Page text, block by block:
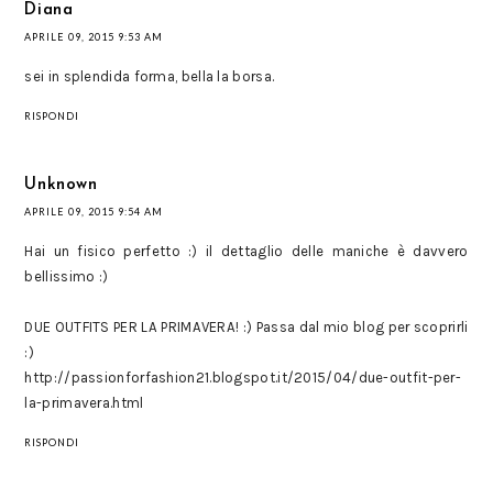
Diana
APRILE 09, 2015 9:53 AM
sei in splendida forma, bella la borsa.
RISPONDI
Unknown
APRILE 09, 2015 9:54 AM
Hai un fisico perfetto :) il dettaglio delle maniche è davvero
bellissimo :)
DUE OUTFITS PER LA PRIMAVERA! :) Passa dal mio blog per scoprirli
:)
http://passionforfashion21.blogspot.it/2015/04/due-outfit-per-
la-primavera.html
RISPONDI